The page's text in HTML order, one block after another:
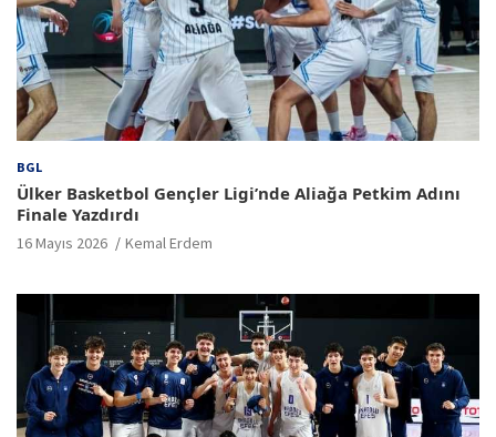
BGL
Ülker Basketbol Gençler Ligi’nde Aliağa Petkim Adını
Finale Yazdırdı
16 Mayıs 2026 Kemal Erdem